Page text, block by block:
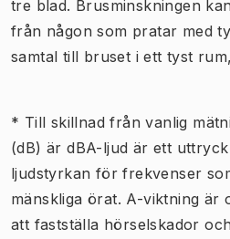
tre blad. Brusminskningen
från någon som pratar med
samtal till bruset i ett tyst
* Till skillnad från vanlig
(dB) är dBA-ljud är ett
ljudstyrkan för frekvenser
mänskliga örat. A-viktning är
att fastställa hörselskador